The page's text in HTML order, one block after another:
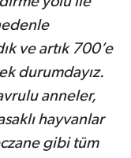
ve artık 700’e
durumdayız.
anneler,
hayvanlar
gibi tüm